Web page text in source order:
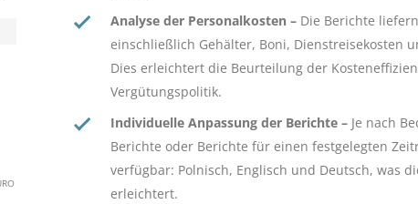
Analyse der Personalkosten – Die Berichte
einschließlich Gehälter, Boni, Dienstreisekosten
Dies erleichtert die Beurteilung der
Vergütungspolitik.
Individuelle Anpassung der Berichte – Je nach
Berichte oder Berichte für einen festgelegten
verfügbar: Polnisch, Englisch und Deutsch, was
erleichtert.